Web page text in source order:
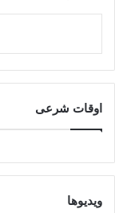
اوقات شرعی
ویدیوها